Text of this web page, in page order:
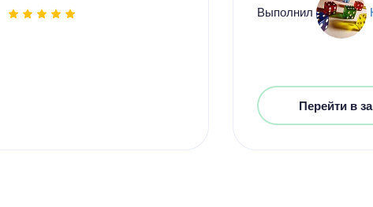
Выполнил
Перейти в